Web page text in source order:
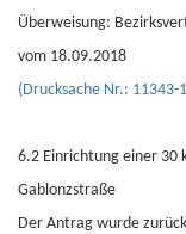
Überweisung:
vom 18.09.2018
(Drucksache Nr.: 11343-
6.2 Einrichtung einer 30
Gablonzstraße
Der Antrag wurde